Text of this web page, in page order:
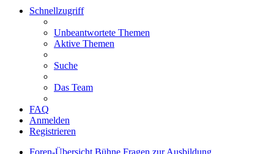
Schnellzugriff
Unbeantwortete Themen
Aktive Themen
Suche
Das Team
FAQ
Anmelden
Registrieren